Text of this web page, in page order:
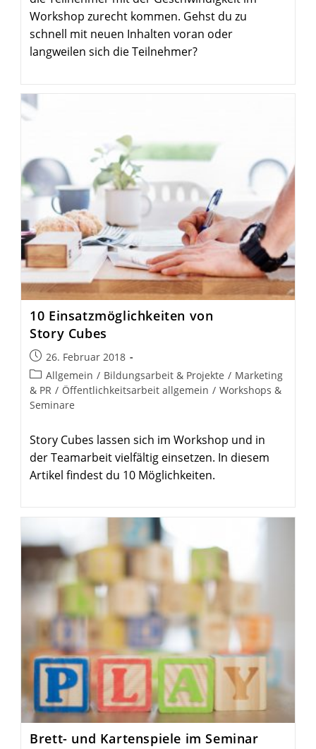
Workshop zurecht kommen. Gehst du zu
schnell mit neuen Inhalten voran oder
langweilen sich die Teilnehmer?
10 Einsatz­mög­lich­keiten von
Story Cubes
Beitrag
veröffentlicht:
26. Februar 2018
Beitrags-
Kategorie:
Allgemein / Bildungsarbeit & Projekte / Marketing
& PR / Öffentlichkeitsarbeit allgemein / Workshops &
Seminare
Story Cubes lassen sich im Workshop und in
der Teamarbeit vielfältig einsetzen. In diesem
Artikel findest du 10 Möglichkeiten.
Brett- und Karten­spiele im Seminar